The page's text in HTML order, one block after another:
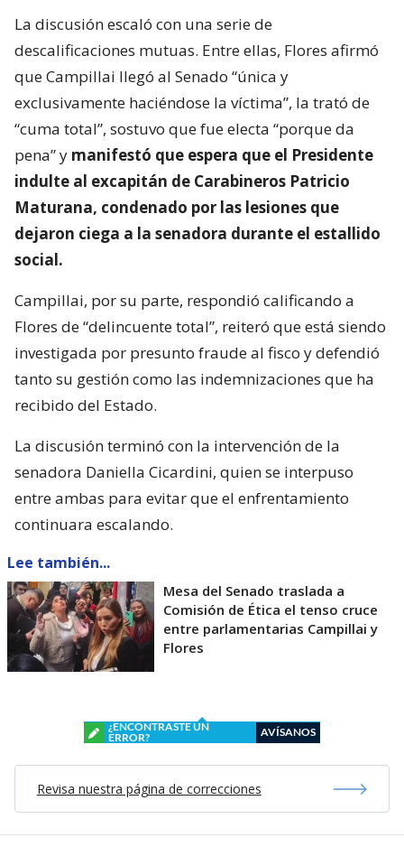
La discusión escaló con una serie de
descalificaciones mutuas. Entre ellas, Flores afirmó
que Campillai llegó al Senado “única y
exclusivamente haciéndose la víctima”, la trató de
“cuma total”, sostuvo que fue electa “porque da
pena” y manifestó que espera que el Presidente
indulte al excapitán de Carabineros Patricio
Maturana, condenado por las lesiones que
dejaron ciega a la senadora durante el estallido
social.
Campillai, por su parte, respondió calificando a
Flores de “delincuente total”, reiteró que está siendo
investigada por presunto fraude al fisco y defendió
tanto su gestión como las indemnizaciones que ha
recibido del Estado.
La discusión terminó con la intervención de la
senadora Daniella Cicardini, quien se interpuso
entre ambas para evitar que el enfrentamiento
continuara escalando.
Lee también...
Mesa del Senado traslada a
Comisión de Ética el tenso cruce
entre parlamentarias Campillai y
Flores
¿ENCONTRASTE UN
ERROR?
AVÍSANOS
Revisa nuestra página de correcciones